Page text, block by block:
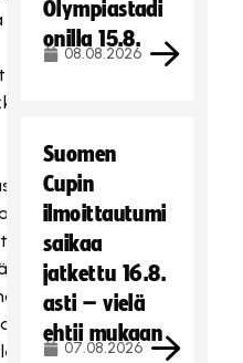
Olympiastadi
onilla 15.8.
08.08.2026
Suomen
Cupin
ilmoittautumi
saikaa
jatkettu 16.8.
asti – vielä
ehtii mukaan
07.08.2026